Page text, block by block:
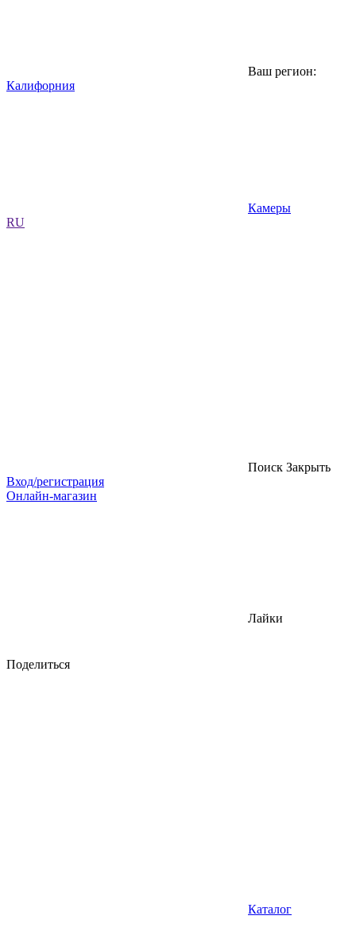
Ваш регион:
Калифорния
Камеры
RU
Поиск Закрыть
Вход/регистрация
Онлайн-магазин
Лайки
Поделиться
Каталог